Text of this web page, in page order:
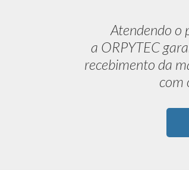
Atendendo o
a ORPYTEC
recebimento da
com